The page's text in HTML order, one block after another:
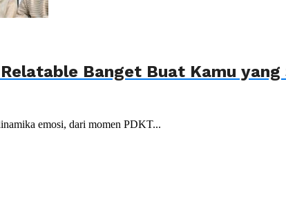
Banget Buat Kamu
emosi, dari momen PDKT...